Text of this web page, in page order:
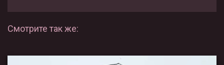
Смотрите так же: